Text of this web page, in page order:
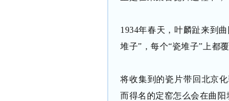
1934年春天，叶麟趾来到
堆子”，每个“瓷堆子”上都
将收集到的瓷片带回北京
而得名的定窑怎么会在曲阳